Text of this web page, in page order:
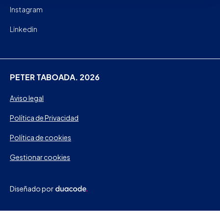
Instagram
Linkedin
PETER TABOADA. 2026
Aviso legal
Política de Privacidad
Política de cookies
Gestionar cookies
Diseñado por